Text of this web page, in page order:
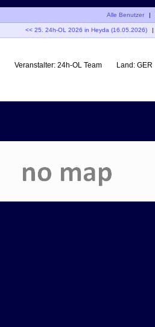
Alle Benutzer |
<< 25. 24h-OL 2026 in Heyda (16.05.2026)
Veranstalter: 24h-OL Team Land: GER